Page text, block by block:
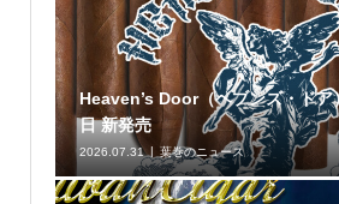
Heaven’s Door（ヘブンズ・ド
日 新発売
2026.07.31 葉巻のニュース